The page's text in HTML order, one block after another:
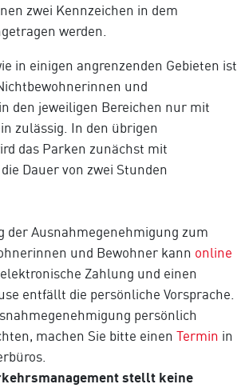
zwei Kennzeichen in dem
werden.
in einigen angrenzenden Gebieten ist
und
den jeweiligen Bereichen nur mit
zulässig. In den übrigen
das Parken zunächst mit
Dauer von zwei Stunden
der Ausnahmegenehmigung zum
und Bewohner kann online
Zahlung und einen
entfällt die persönliche Vorsprache.
persönlich
machen Sie bitte einen Termin in
stellt keine